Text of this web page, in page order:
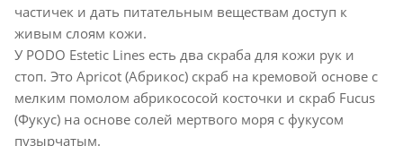
частичек и дать питательным веществам доступ к
живым слоям кожи.
У PODO Estetic Lines есть два скраба для кожи рук и
стоп. Это Apricot (Абрикос) скраб на кремовой основе с
мелким помолом абрикососой косточки и скраб Fucus
(Фукус) на основе солей мертвого моря с фукусом
пузырчатым.